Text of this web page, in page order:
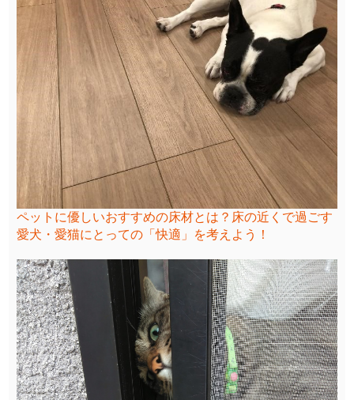
ペットに優しいおすすめの床材とは？床の近くで過ごす
愛犬・愛猫にとっての「快適」を考えよう！